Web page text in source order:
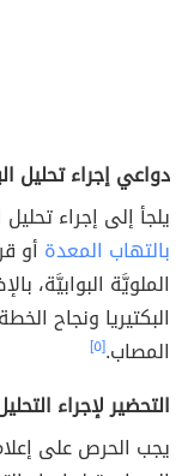
دواعي إجراء تحليل
يلجأ إلى إجراء
بالتهاب المعدة أو
الملويَّة البوابيَّة،
البكتيريا ونجاح
المصاب.[٥]
التحضير لإجراء
يجب الحرص على